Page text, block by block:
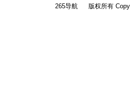
265导航 版权所有